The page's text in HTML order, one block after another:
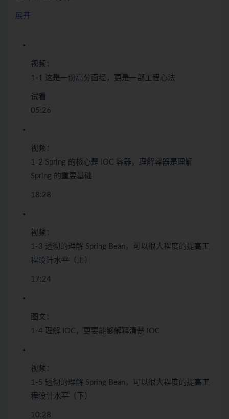
展开
视频：
1-1 这是一份高分面经，更是一部工程心法
试看
05:26
视频：
1-2 Spring 的核心是 IOC 容器，理解容器是理解
Spring 的重要基础
18:28
视频：
1-3 透彻的理解 Spring Bean，可以很大程度的提高工
程设计水平（上）
17:24
图文：
1-4 理解 IOC，更要能够解释清楚 IOC
视频：
1-5 透彻的理解 Spring Bean，可以很大程度的提高工
程设计水平（下）
10:28